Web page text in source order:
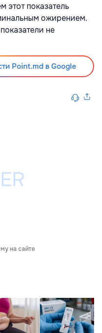
этот показатель
ожирением.
не
Point.md в Google
на сайте